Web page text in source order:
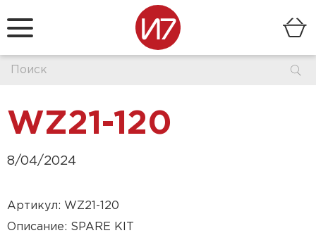
WZ21-120
8/04/2024
Артикул: WZ21-120
Описание: SPARE KIT